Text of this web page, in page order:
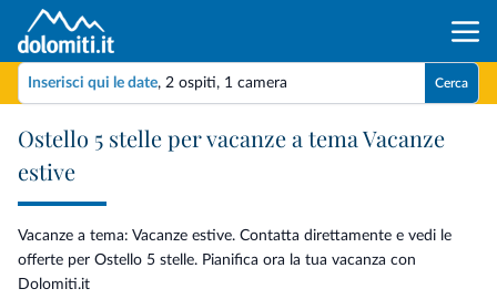
Inserisci qui le date, 2 ospiti, 1 camera Cerca
Ostello 5 stelle per vacanze a tema Vacanze
estive
Vacanze a tema: Vacanze estive. Contatta direttamente e vedi le
offerte per Ostello 5 stelle. Pianifica ora la tua vacanza con
Dolomiti.it